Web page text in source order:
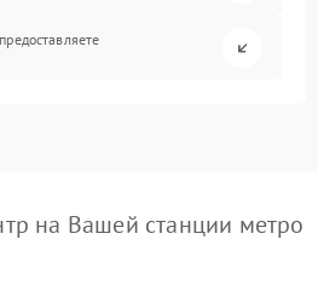
на Вашей станции метро